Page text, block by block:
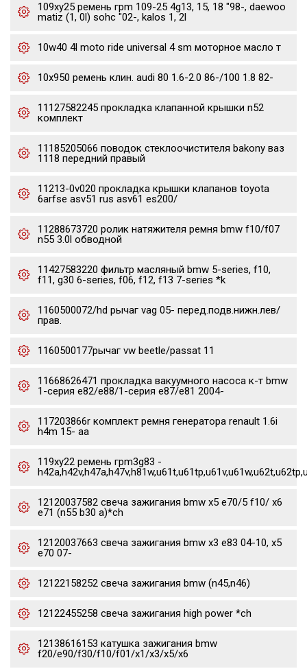
109xy25 ремень грm 109-25 4g13, 15, 18 "98-, daewoo
matiz (1, 0l) sohc "02-, kalos 1, 2l
10w40 4l moto ride universal 4 sm моторное масло т
10x950 ремень клин. audi 80 1.6-2.0 86-/100 1.8 82-
11127582245 прокладка клапанной крышки n52
комплект
11185205066 поводок стеклоочистителя bakony ваз
1118 передний правый
11213-0v020 прокладка крышки клапанов toyota
6arfse asv51 rus asv61 es200/
11288673720 ролик натяжителя ремня bmw f10/f07
n55 3.0l обводной
11427583220 фильтр масляный bmw 5-series, f10,
f11, g30 6-series, f06, f12, f13 7-series *k
1160500072/hd рычаг vag 05- перед.подв.нижн.лев/
прав.
1160500177рычаг vw beetle/passat 11
11668626471 прокладка вакуумного насоса к-т bmw
1-серия e82/e88/1-серия e87/e81 2004-
117203866r комплект ремня генератора renault 1.6i
h4m 15- aa
119xy22 ремень грm3g83 -
12120037582 свеча зажигания bmw x5 e70/5 f10/ x6
e71 (n55 b30 a)*ch
12120037663 свеча зажигания bmw x3 e83 04-10, x5
e70 07-
12122158252 свеча зажигания bmw (n45,n46)
12122455258 свеча зажигания high power *ch
12138616153 катушка зажигания bmw
f20/e90/f30/f10/f01/x1/x3/x5/x6